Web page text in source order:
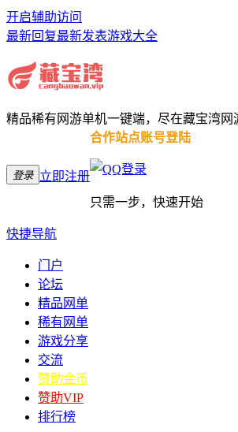
开启辅助访问
最新回复最新发表游戏大全
精品稀有网游单机一键端，尽在藏宝湾网
登录 立即注册
合作站点账号登陆
只需一步，快速开始
快捷导航
门户
论坛
精品网单
稀有网单
游戏分享
交流
赞助金币
赞助VIP
排行榜